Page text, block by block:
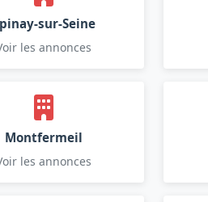
sur-Seine
les annonces
Montfermeil
les annonces